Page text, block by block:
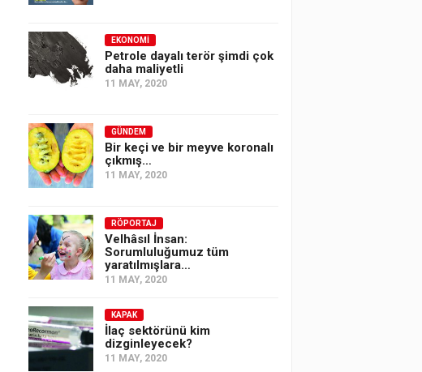
EKONOMI
Petrole dayalı terör şimdi çok
daha maliyetli
11 MAY, 2020
GÜNDEM
Bir keçi ve bir meyve koronalı
çıkmış…
11 MAY, 2020
RÖPORTAJ
Velhâsıl İnsan:
Sorumluluğumuz tüm
yaratılmışlara…
11 MAY, 2020
KAPAK
İlaç sektörünü kim
dizginleyecek?
11 MAY, 2020